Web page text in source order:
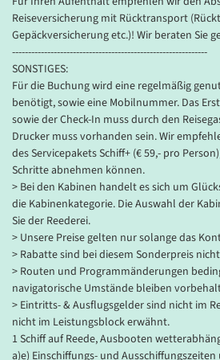
Karibik -
© A.Jedynak -
Schubfächern zusätzliche
Ausstattung gehören ein Bad mit Dusche/
Klimaanlage, SAT-TV mit Bordprogramm
Verfügbarkeit), Radio, Telefon,
Kaffeemaschine, Safe, Fön, Bademantel
Empfang abhängig vom Fahrgebiet). Auf
Kabinenservice Getränke, kleine
Ihre Kabine. Ein Obstkorb mit frischen
aufgefüllt.
Verpflegung:
An Bord erwarten Sie, genau wie auf den
kulinarische Highlights zu diversen
verschiedenen Restaurants. Sie können
Platzwahl und langen Tischzeiten.
Hauptrestaurants »Artania« und »Vier
Buffet-Restaurant. Darüber hinaus haben
für einen besonderen Abend einen Tisch
Spezialitätenrestaurant zu reservieren.
des Tages sorgen zahlreiche Bars, Lounges
verschiedenen Decks, innen wie außen.
Reiseversicherung mit Rücktransport
Gepäckversicherung etc.)! Wir beraten Sie
-------------------------------------------------------------
SONSTIGES:
Für die Buchung wird eine regelmäßig
benötigt, sowie eine Mobilnummer. Das
sowie der Check-In muss durch den
Drucker muss vorhanden sein. Wir
des Servicepakets Schiff+ (€ 59,- pro
Schritte abnehmen können.
> Bei den Kabinen handelt es sich um
die Kabinenkategorie. Die Auswahl der
Sie der Reederei.
> Unsere Preise gelten nur solange das
> Rabatte sind bei diesem Sonderpreis
> Routen und Programmänderungen
navigatorische Umstände bleiben
> Eintritts- & Ausflugsgelder sind nicht im
nicht im Leistungsblock erwähnt.
1 Schiff auf Reede, Ausbooten
a)e) Einschiffungs- und